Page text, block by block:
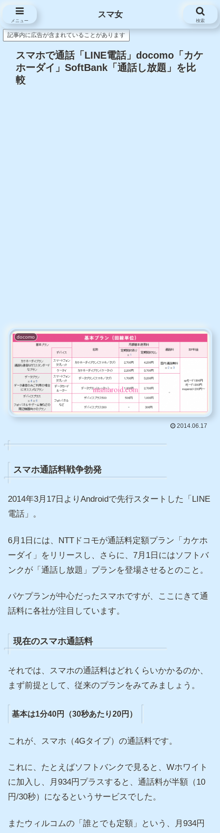
スマ女
記事内に広告が含まれていることがあります
スマホで通話「LINE電話」docomo「カケ
ホーダイ」SoftBank「通話し放題」を比
較
docomo
2014.06.17
スマホ通話料戦争勃発
2014年3月17日よりAndroidで先行スタートした「LINE
電話」。
6月1日には、NTTドコモが通話料定額プラン「カケホ
ーダイ」をリリースし、さらに、7月1日にはソフトバ
ンクが「通話し放題」プランを登場させるとのこと。
パケプランが中心だったスマホですが、ここにきて通
話料に各社が注目しています。
現在のスマホ通話料
それでは、スマホの通話料はどれくらいかかるのか、
まず前提として、従来のプランをみてみましょう。
基本は1分40円（30秒あたり20円）
これが、スマホ（4Gタイプ）の通話料です。
これに、たとえばソフトバンクで見ると、Wホワイト
に加入し、月934円プラスすると、通話料が半額（10
円/30秒）になるというサービスでした。
またウィルコムの「誰とでも定額」という、月934円
メニュー
スマ女
検索